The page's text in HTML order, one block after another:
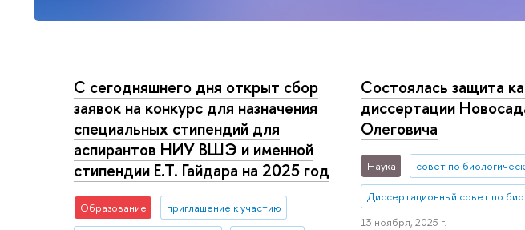
С сегодняшнего дня открыт сбор
заявок на конкурс для назначения
специальных стипендий для
аспирантов НИУ ВШЭ и именной
стипендии Е.Т. Гайдара на 2025 год
Образование приглашение к участию
Состоялась защита
диссертации
Олеговича
Наука совет по
Диссертационный совет по
13 ноября, 2025 г.